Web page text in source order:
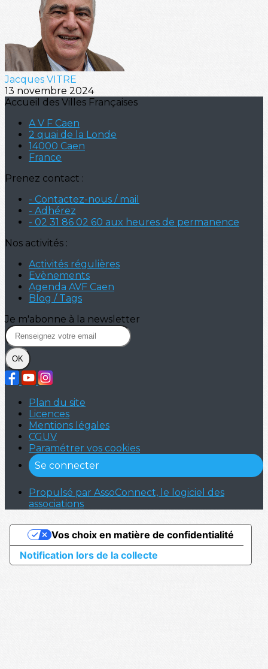
Jacques VITRE
13 novembre 2024
Accueil des Villes Françaises
A V F Caen
2 quai de la Londe
14000 Caen
France
Prenez contact :
- Contactez-nous / mail
- Adhérez
- 02 31 86 02 60 aux heures de permanence
Nos activités :
Activités régulières
Evènements
Agenda AVF Caen
Blog / Tags
Je m'abonne à la newsletter
OK
Plan du site
Licences
Mentions légales
CGUV
Paramétrer vos cookies
Se connecter
Propulsé par AssoConnect, le logiciel des
associations
Notification lors de la collecte
Vos choix en matière de confidentialité